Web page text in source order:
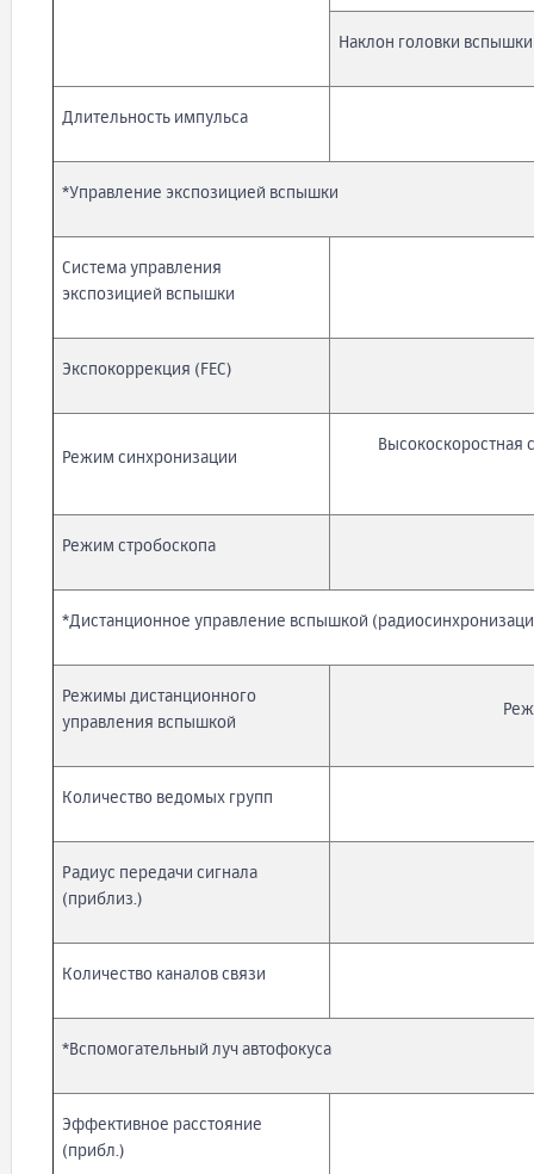
Наклон головки
Длительность импульса
*Управление экспозицией вспышки
Система управления
экспозицией вспышки
Экспокоррекция (FEC)
Режим синхронизации
Высокоскоростная
Режим стробоскопа
*Дистанционное управление вспышкой
Режимы дистанционного
управления вспышкой
Количество ведомых групп
Радиус передачи сигнала
(приблиз.)
Количество каналов связи
*Вспомогательный луч автофокуса
Эффективное расстояние
(прибл.)